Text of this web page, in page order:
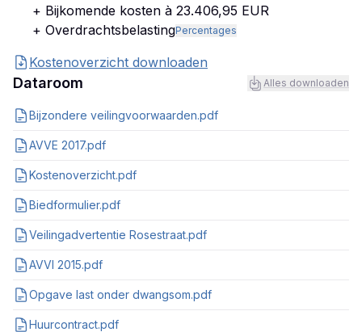
+ Bijkomende kosten à 23.406,95 EUR
+ OverdrachtsbelastingPercentages
Kostenoverzicht downloaden
Dataroom Alles downloaden
Bijzondere veilingvoorwaarden.pdf
AVVE 2017.pdf
Kostenoverzicht.pdf
Biedformulier.pdf
Veilingadvertentie Rosestraat.pdf
AVVI 2015.pdf
Opgave last onder dwangsom.pdf
Huurcontract.pdf